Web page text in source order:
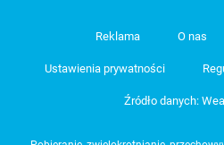
Reklama O nas
Ustawienia prywatności
Źródło danych: